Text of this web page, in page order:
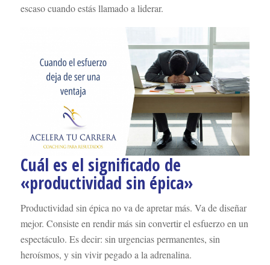
escaso cuando estás llamado a liderar.
Cuál es el significado de
«productividad sin épica»
Productividad sin épica no va de apretar más. Va de diseñar
mejor. Consiste en rendir más sin convertir el esfuerzo en un
espectáculo. Es decir: sin urgencias permanentes, sin
heroísmos, y sin vivir pegado a la adrenalina.